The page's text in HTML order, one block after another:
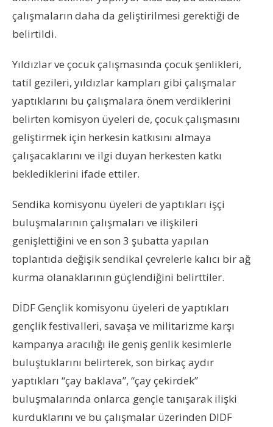
çalışmaların daha da geliştirilmesi gerektiği de
belirtildi.
Yıldızlar ve çocuk çalışmasında çocuk şenlikleri,
tatil gezileri, yıldızlar kampları gibi çalışmalar
yaptıklarını bu çalışmalara önem verdiklerini
belirten komisyon üyeleri de, çocuk çalışmasını
geliştirmek için herkesin katkısını almaya
çalışacaklarını ve ilgi duyan herkesten katkı
beklediklerini ifade ettiler.
Sendika komisyonu üyeleri de yaptıkları işçi
buluşmalarının çalışmaları ve ilişkileri
genişlettiğini ve en son 3 şubatta yapılan
toplantıda değişik sendikal çevrelerle kalıcı bir ağ
kurma olanaklarının güçlendiğini belirttiler.
DİDF Gençlik komisyonu üyeleri de yaptıkları
gençlik festivalleri, savaşa ve militarizme karşı
kampanya aracılığı ile geniş genlik kesimlerle
buluştuklarını belirterek, son birkaç aydır
yaptıkları “çay baklava”, “çay çekirdek”
buluşmalarında onlarca gençle tanışarak ilişki
kurduklarını ve bu çalışmalar üzerinden DIDF